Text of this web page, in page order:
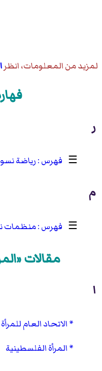
لمزيد من المعلومات، انظر
ر
☰ رياضة
م
☰ منظمات
مقالات
ا
الاتحاد العام
المرأة الفلسطينية